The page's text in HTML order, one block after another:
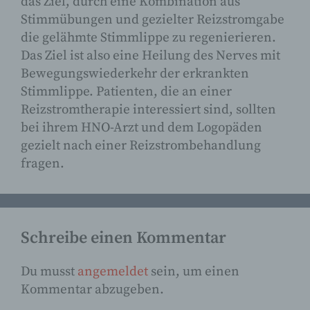
Stimmübungen und gezielter Reizstromgabe
die gelähmte Stimmlippe zu regenierieren.
Das Ziel ist also eine Heilung des Nerves mit
Bewegungswiederkehr der erkrankten
Stimmlippe. Patienten, die an einer
Reizstromtherapie interessiert sind, sollten
bei ihrem HNO-Arzt und dem Logopäden
gezielt nach einer Reizstrombehandlung
fragen.
Schreibe einen Kommentar
Du musst angemeldet sein, um einen
Kommentar abzugeben.
sozialen Identität dieser natürlichen
Person sind, identifiziert werden
kann.
b) betroffene Person
Betroffene Person ist jede
identifizierte oder identifizierbare
dem für die Verarbeitung
Verantwortlichen verarbeitet
c) Verarbeitung